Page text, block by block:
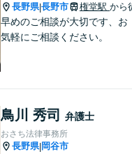
長野県|長野市 権堂駅 から
早めのご相談が大切です、お
気軽にご相談ください。
鳥川 秀司 弁護士
おさち法律事務所
長野県|岡谷市